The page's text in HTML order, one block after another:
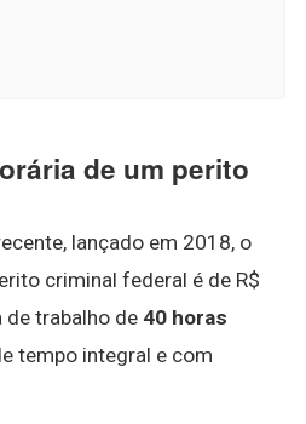
de um perito
lançado em 2018, o
criminal federal é de R$
trabalho de 40 horas
tempo integral e com